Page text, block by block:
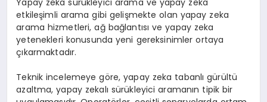
Yapay zeka sürükleyici arama ve yapay zeka
etkileşimli arama gibi gelişmekte olan yapay zeka
arama hizmetleri, ağ bağlantısı ve yapay zeka
yetenekleri konusunda yeni gereksinimler ortaya
çıkarmaktadır.
Teknik incelemeye göre, yapay zeka tabanlı gürültü
azaltma, yapay zekalı sürükleyici aramanın tipik bir